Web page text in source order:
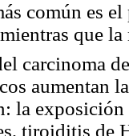
común es
que
carcinoma
aumentan
la
tiroiditis de